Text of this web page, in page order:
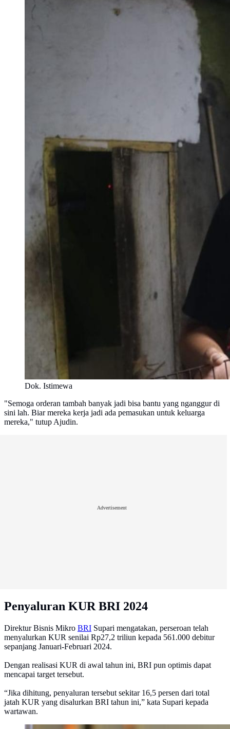
Dok. Istimewa
"Semoga orderan tambah banyak jadi bisa bantu yang nganggur di
sini lah. Biar mereka kerja jadi ada pemasukan untuk keluarga
mereka," tutup Ajudin.
Advertisement
Penyaluran KUR BRI 2024
Direktur Bisnis Mikro BRI Supari mengatakan, perseroan telah
menyalurkan KUR senilai Rp27,2 triliun kepada 561.000 debitur
sepanjang Januari-Februari 2024.
Dengan realisasi KUR di awal tahun ini, BRI pun optimis dapat
mencapai target tersebut.
“Jika dihitung, penyaluran tersebut sekitar 16,5 persen dari total
jatah KUR yang disalurkan BRI tahun ini,” kata Supari kepada
wartawan.